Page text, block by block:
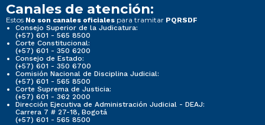
Canales de atención:
Estos No son canales oficiales para tramitar PQRSDF
Consejo Superior de la Judicatura:
(+57) 601 - 565 8500
Corte Constitucional:
(+57) 601 - 350 6200
Consejo de Estado:
(+57) 601 - 350 6700
Comisión Nacional de Disciplina Judicial:
(+57) 601 - 565 8500
Corte Suprema de Justicia:
(+57) 601 - 362 2000
Dirección Ejecutiva de Administración Judicial - DEAJ:
Carrera 7 # 27-18, Bogotá
(+57) 601 - 565 8500